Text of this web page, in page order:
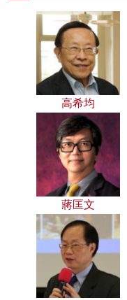
高希均
蔣匡文